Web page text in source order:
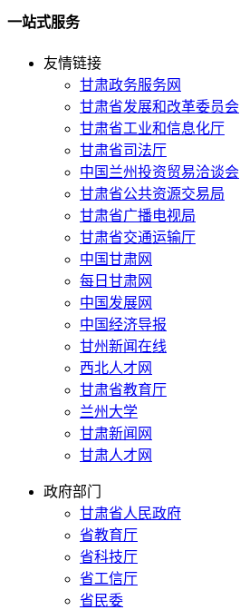
一站式服务
友情链接
甘肃政务服务网
甘肃省发展和改革委员会
甘肃省工业和信息化厅
甘肃省司法厅
中国兰州投资贸易洽谈会
甘肃省公共资源交易局
甘肃省广播电视局
甘肃省交通运输厅
中国甘肃网
每日甘肃网
中国发展网
中国经济导报
甘州新闻在线
西北人才网
甘肃省教育厅
兰州大学
甘肃新闻网
甘肃人才网
政府部门
甘肃省人民政府
省教育厅
省科技厅
省工信厅
省民委